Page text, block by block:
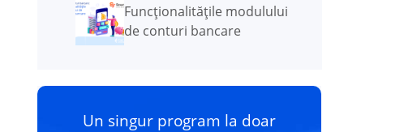
Funcţionalităţile modulului
de conturi bancare
Un singur program la doar